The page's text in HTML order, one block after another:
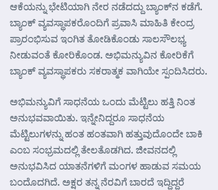
ಆಕೆಯನ್ನು ಭೇಟಿಯಾಗಿ ನೇರ ನಡೆದದ್ದು ಬ್ಯಾಂಕ್‌ನ ಕಡೆಗೆ.
ಬ್ಯಾಂಕ್ ವ್ಯವಸ್ಥಾಪಕರೊಂದಿಗೆ ಪ್ರವಾಸಿ ಮಾಹಿತಿ ಕೇಂದ್ರ
ಪ್ರಾರಂಭಿಸುವ ಇಂಗಿತ ತೋಡಿಕೊಂಡು ಸಾಲಸೌಲಭ್ಯ
ನೀಡುವಂತೆ ಕೋರಿಕೊಂಡ. ಅಭಿಮನ್ಯುವಿನ ಕೋರಿಕೆಗೆ
ಬ್ಯಾಂಕ್ ವ್ಯವಸ್ಥಾಪಕರು ಸಕರಾತ್ಮಕ ವಾಗಿಯೇ ಸ್ಪಂದಿಸಿದರು.
ಅಭಿಮನ್ಯುವಿಗೆ ಸಾಧನೆಯ ಒಂದು ಮೆಟ್ಟಿಲು ಹತ್ತಿ ನಿಂತ
ಅನುಭವವಾಯಿತು. ಇನ್ನೇನಿದ್ದರೂ ಸಾಧನೆಯ
ಮೆಟ್ಟಿಲುಗಳನ್ನು ಹಂತ ಹಂತವಾಗಿ ಹತ್ತುವುದೊಂದೇ ಬಾಕಿ
ಎಂಬ ಸಂಭ್ರಮದಲ್ಲಿ ತೇಲತೊಡಗಿದ. ಜೀವನದಲ್ಲಿ
ಅನುಭವಿಸಿದ ಯಾತನೆಗಳಿಗೆ ಮಂಗಳ ಹಾಡುವ ಸಮಯ
ಬಂದೊದಗಿದೆ. ಅಕ್ಷರ ತನ್ನ ನೆರವಿಗೆ ಬಾರದೆ ಇದ್ದಿದ್ದರೆ